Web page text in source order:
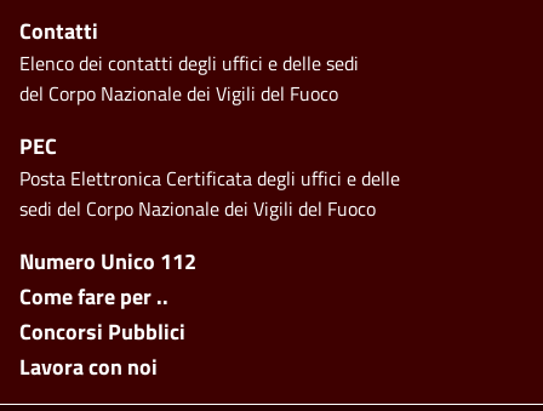
Footer side menu
Numero Unico 112
Come fare per ..
Concorsi Pubblici
Lavora con noi
Contatti
Elenco dei contatti degli uffici e delle sedi
del Corpo Nazionale dei Vigili del Fuoco
PEC
Posta Elettronica Certificata degli uffici e delle
sedi del Corpo Nazionale dei Vigili del Fuoco